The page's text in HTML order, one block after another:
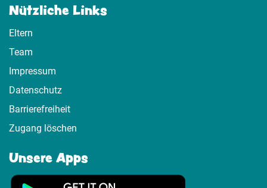
Nützliche Links
Eltern
Team
Impressum
Datenschutz
Barrierefreiheit
Zugang löschen
Unsere Apps